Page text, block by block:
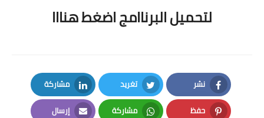
لتحميل البرناامج اضغط هنااا
نشر
Facebook
تغريد
Twitter
مشاركة
LinkedIn
حفظ مشاركة إرسال